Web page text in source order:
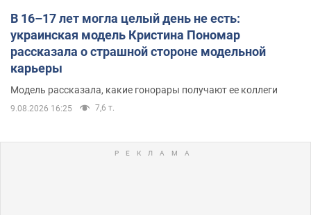
В 16–17 лет могла целый день не есть:
украинская модель Кристина Пономар
рассказала о страшной стороне модельной
карьеры
Модель рассказала, какие гонорары получают ее коллеги
9.08.2026 16:25 7,6 т.